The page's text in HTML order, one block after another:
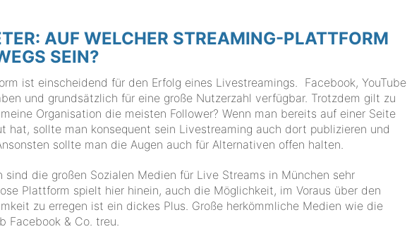
AUF WELCHER STREAMING-PLATTFORM
SEIN?
ist einscheidend für den Erfolg eines Livestreamings. Facebook, YouTube
und grundsätzlich für eine große Nutzerzahl verfügbar. Trotzdem gilt zu
Organisation die meisten Follower? Wenn man bereits auf einer Seite
hat, sollte man konsequent sein Livestreaming auch dort publizieren und
sollte man die Augen auch für Alternativen offen halten.
sind die großen Sozialen Medien für Live Streams in München sehr
Plattform spielt hier hinein, auch die Möglichkeit, im Voraus über den
zu erregen ist ein dickes Plus. Große herkömmliche Medien wie die
Facebook & Co. treu.